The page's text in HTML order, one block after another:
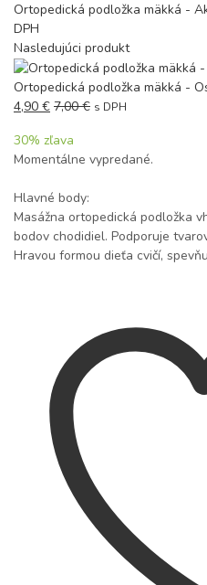
Ortopedická podložka mäkká -
DPH
Nasledujúci produkt
Ortopedická podložka mäkká -
4,90 € 7,00€ s DPH
30% zľava
Momentálne vypredané.
Hlavné body:
Masážna ortopedická podložka
bodov chodidiel. Podporuje
Hravou formou dieťa cvičí,